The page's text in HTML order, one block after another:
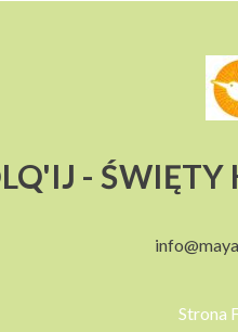
-
Strona